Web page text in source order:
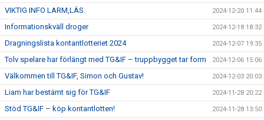
VIKTIG INFO LARM,LÄS. 2024-12-20 11:44
Informationskväll droger 2024-12-18 18:32
Dragningslista kontantlotteriet 2024 2024-12-07 19:35
Tolv spelare har förlängt med TG&IF – truppbygget tar form 2024-12-06 15:06
Välkommen till TG&IF, Simon och Gustav! 2024-12-03 20:03
Liam har bestämt sig för TG&IF 2024-11-28 20:22
Stöd TG&IF – köp kontantlotten! 2024-11-28 13:50